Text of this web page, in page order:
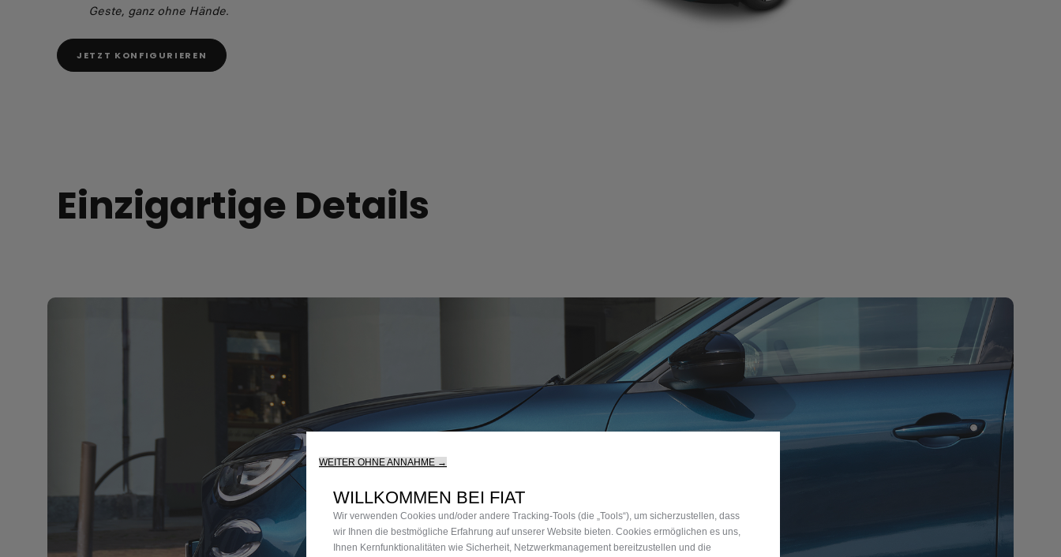
Geste, ganz ohne Hände.
JETZT KONFIGURIEREN
Einzigartige Details
WEITER OHNE ANNAHME →
WILLKOMMEN BEI FIAT
Wir verwenden Cookies und/oder andere Tracking-Tools (die „Tools“), um sicherzustellen, dass
wir Ihnen die bestmögliche Erfahrung auf unserer Website bieten. Cookies ermöglichen es uns,
Ihnen Kernfunktionalitäten wie Sicherheit, Netzwerkmanagement bereitzustellen und die